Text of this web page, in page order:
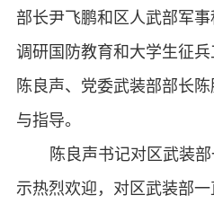
部长尹飞鹏和区人武部军
调研国防教育和大学生征
陈良声、党委武装部部长
与指导。
陈良声书记对区武装
示热烈欢迎，对区武装部